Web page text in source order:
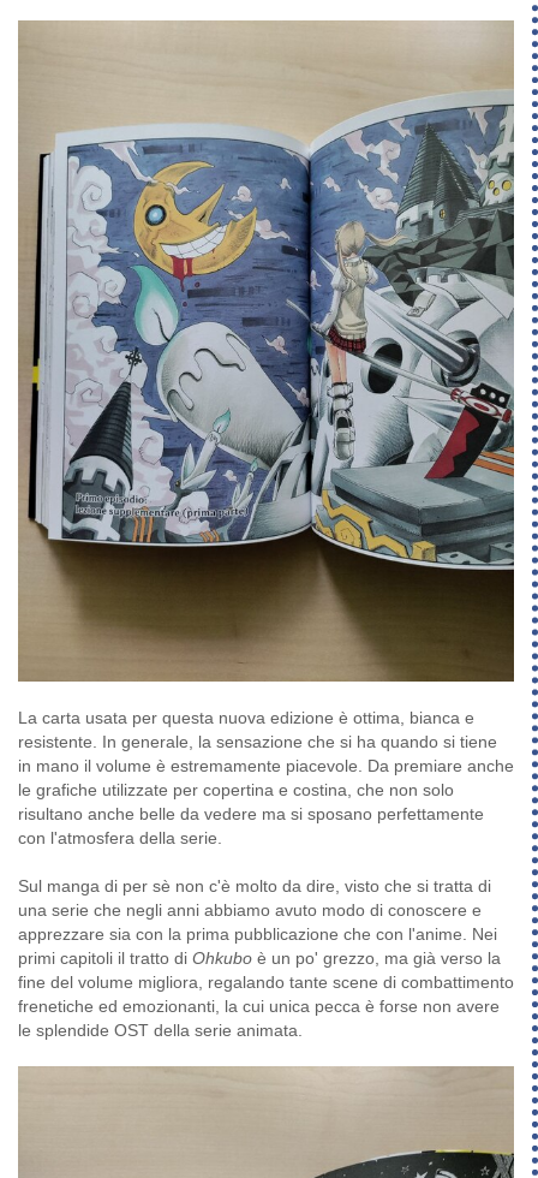
La carta usata per questa nuova edizione è ottima, bianca e
resistente. In generale, la sensazione che si ha quando si tiene
in mano il volume è estremamente piacevole. Da premiare anche
le grafiche utilizzate per copertina e costina, che non solo
risultano anche belle da vedere ma si sposano perfettamente
con l'atmosfera della serie.
Sul manga di per sè non c'è molto da dire, visto che si tratta di
una serie che negli anni abbiamo avuto modo di conoscere e
apprezzare sia con la prima pubblicazione che con l'anime. Nei
primi capitoli il tratto di Ohkubo è un po' grezzo, ma già verso la
fine del volume migliora, regalando tante scene di combattimento
frenetiche ed emozionanti, la cui unica pecca è forse non avere
le splendide OST della serie animata.